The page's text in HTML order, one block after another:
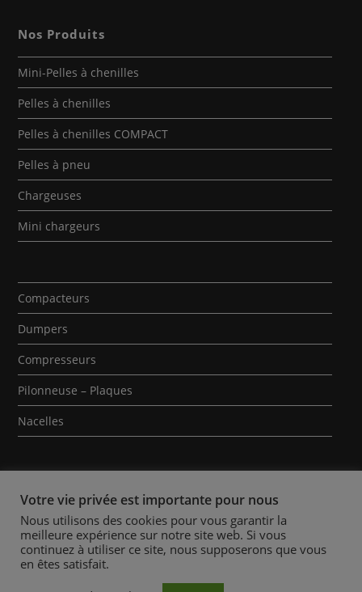
Nos Produits
Mini-Pelles à chenilles
Pelles à chenilles
Pelles à chenilles COMPACT
Pelles à pneu
Chargeuses
Mini chargeurs
Compacteurs
Dumpers
Compresseurs
Pilonneuse – Plaques
Nacelles
Qui sommes-nous ? Contact
Mentions Légales
Conditions Générales de Location
Votre vie privée est importante pour nous
Nous utilisons des cookies pour vous garantir la
meilleure expérience sur notre site web. Si vous
continuez à utiliser ce site, nous supposerons que vous
en êtes satisfait.